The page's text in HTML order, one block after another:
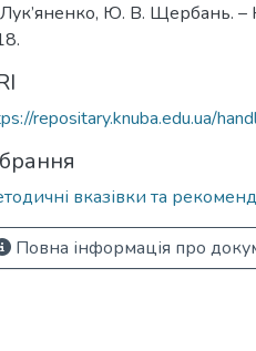
Ю. В. Щербань. –
repositary.knuba.edu.ua/
вказівки та
Повна інформація про